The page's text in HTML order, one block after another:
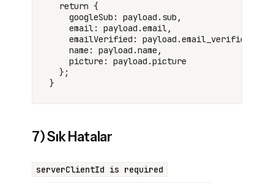
  return {
    googleSub: payload.sub,
    email: payload.email,
    emailVerified: payload.email_verified,
    name: payload.name,
    picture: payload.picture
  };
7) Sık Hatalar
serverClientId is required